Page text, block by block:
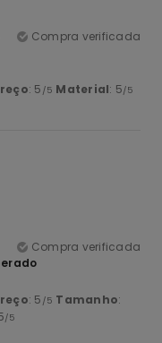
Compra verificada
: 5 /5 Material: 5/5
Compra verificada
: 5 /5 Tamanho:
/5